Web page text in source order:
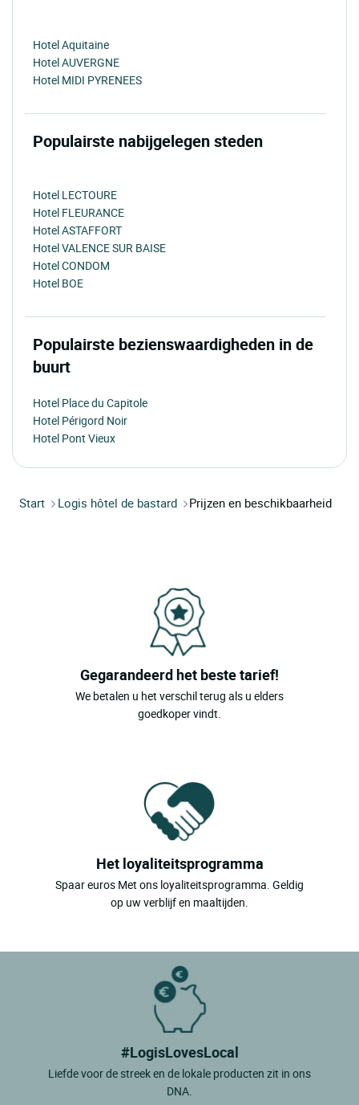
Hotel Aquitaine
Hotel AUVERGNE
Hotel MIDI PYRENEES
Populairste nabijgelegen steden
Hotel LECTOURE
Hotel FLEURANCE
Hotel ASTAFFORT
Hotel VALENCE SUR BAISE
Hotel CONDOM
Hotel BOE
Populairste bezienswaardigheden in de
buurt
Hotel Place du Capitole
Hotel Périgord Noir
Hotel Pont Vieux
Start Logis hôtel de bastard Prijzen en beschikbaarheid
Gegarandeerd het beste tarief!
We betalen u het verschil terug als u elders
goedkoper vindt.
Het loyaliteitsprogramma
Spaar euros Met ons loyaliteitsprogramma. Geldig
op uw verblijf en maaltijden.
#LogisLovesLocal
Liefde voor de streek en de lokale producten zit in ons
DNA.